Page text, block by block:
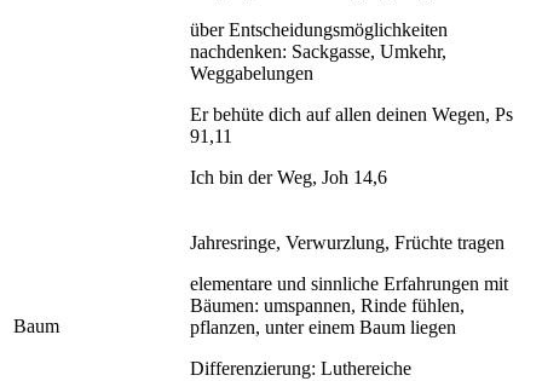
über Entscheidungsmöglichkeiten
nachdenken: Sackgasse, Umkehr,
Weggabelungen
Er behüte dich auf allen deinen Wegen, Ps
91,11
Ich bin der Weg, Joh 14,6
Baum
Jahresringe, Verwurzlung, Früchte tragen
elementare und sinnliche Erfahrungen mit
Bäumen: umspannen, Rinde fühlen,
pflanzen, unter einem Baum liegen
Differenzierung: Luthereiche